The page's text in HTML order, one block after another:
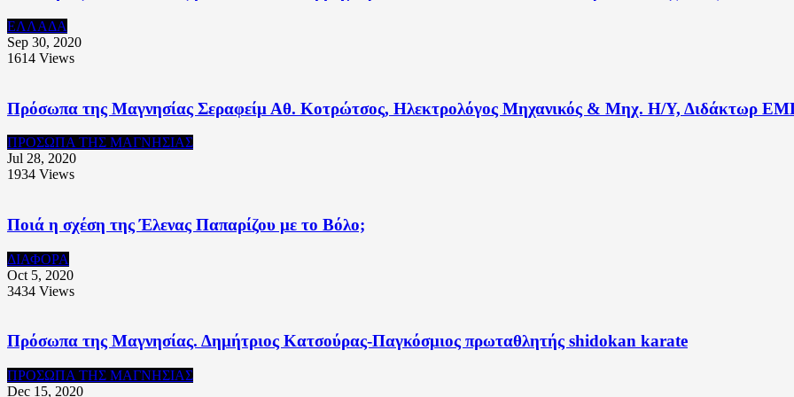
ΕΛΛΑΔΑ
Sep 30, 2020
1614 Views
Πρόσωπα της Μαγνησίας Σεραφείμ Αθ. Κοτρώτσος, Ηλεκτρολόγος Μηχανικός & Μηχ. Η/Υ, Διδάκτωρ
ΠΡΟΣΩΠΑ ΤΗΣ ΜΑΓΝΗΣΙΑΣ
Jul 28, 2020
1934 Views
Ποιά η σχέση της Έλενας Παπαρίζου με το Βόλο;
ΔΙΑΦΟΡΑ
Oct 5, 2020
3434 Views
Πρόσωπα της Μαγνησίας. Δημήτριος Κατσούρας-Παγκόσμιος πρωταθλητής shidokan karate
ΠΡΟΣΩΠΑ ΤΗΣ ΜΑΓΝΗΣΙΑΣ
Dec 15, 2020